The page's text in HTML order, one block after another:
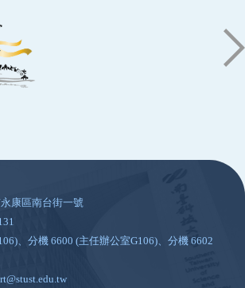
康區南台街一號
、分機 6600 (主任辦公室G106)、分機 6602